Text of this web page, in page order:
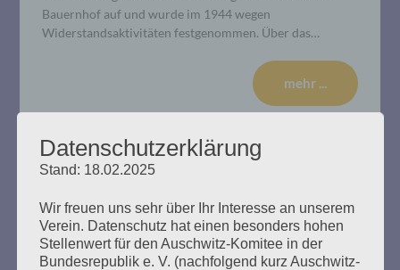
Bauernhof auf und wurde im 1944 wegen
Widerstandsaktivitäten festgenommen. Über das…
mehr ...
17.01.2020
Erstellt am17. Januar 2020
Datenschutzerklärung
Stand: 18.02.2025
Wir freuen uns sehr über Ihr Interesse an unserem
Verein. Datenschutz hat einen besonders hohen
Stellenwert für den Auschwitz-Komitee in der
Bundesrepublik e. V. (nachfolgend kurz Auschwitz-